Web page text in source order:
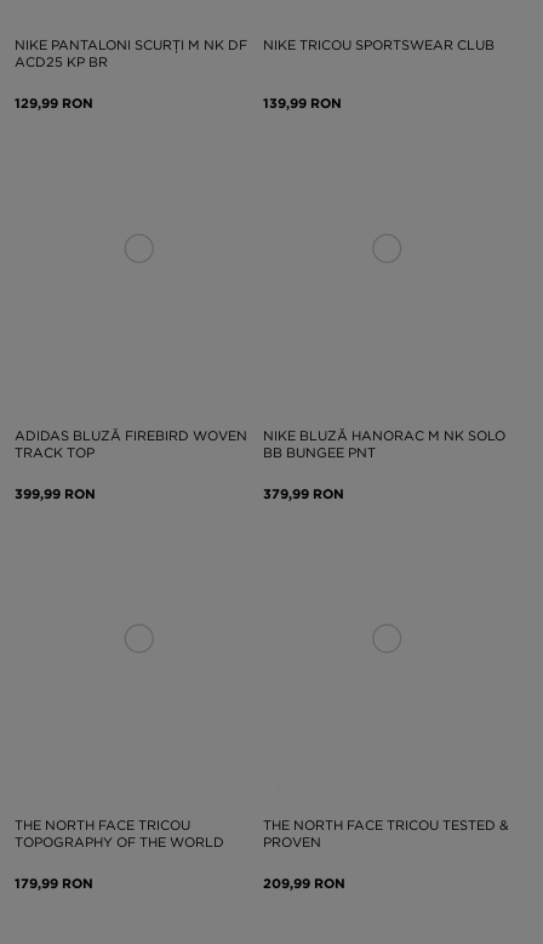
NIKE PANTALONI SCURȚI M NK DF
ACD25 KP BR
129,99 RON
NIKE TRICOU SPORTSWEAR CLUB
139,99 RON
ADIDAS BLUZĂ FIREBIRD WOVEN
TRACK TOP
399,99 RON
NIKE BLUZĂ HANORAC M NK SOLO
BB BUNGEE PNT
379,99 RON
THE NORTH FACE TRICOU
TOPOGRAPHY OF THE WORLD
179,99 RON
THE NORTH FACE TRICOU TESTED &
PROVEN
209,99 RON